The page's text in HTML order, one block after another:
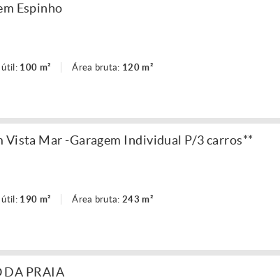
Espinho
útil: 100 m² Área bruta: 120 m²
Vista Mar -Garagem Individual P/3 carros**
útil: 190 m² Área bruta:243 m²
DA PRAIA